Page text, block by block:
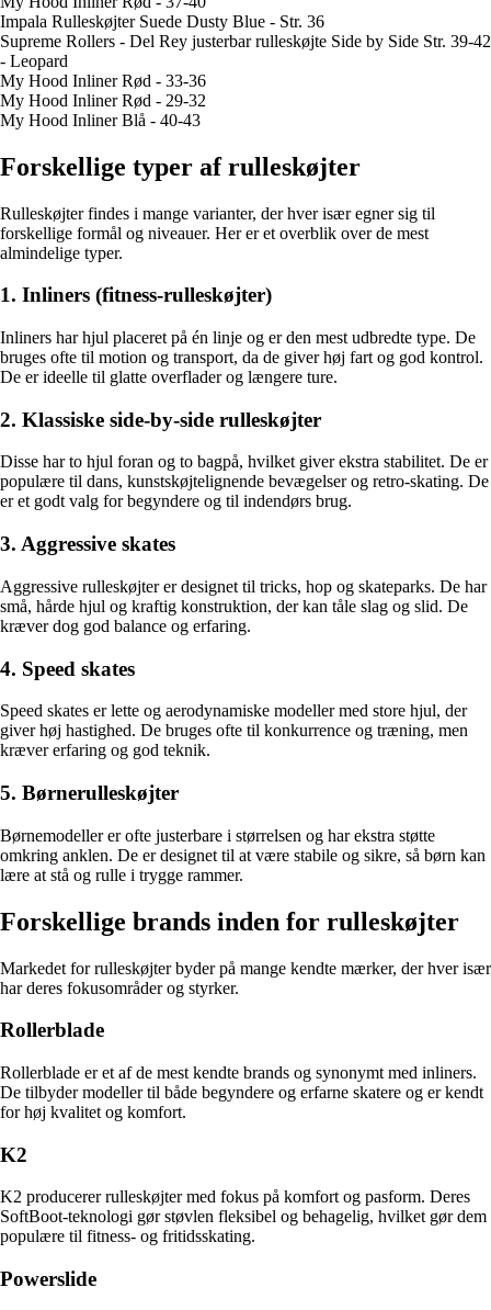
Impala Rulleskøjter Suede Dusty Blue - Str. 36
Supreme Rollers - Del Rey justerbar rulleskøjte Side by Side Str. 39-42
- Leopard
My Hood Inliner Rød - 33-36
My Hood Inliner Rød - 29-32
My Hood Inliner Blå - 40-43
Forskellige typer af rulleskøjter
Rulleskøjter findes i mange varianter, der hver især egner sig til
forskellige formål og niveauer. Her er et overblik over de mest
almindelige typer.
1. Inliners (fitness-rulleskøjter)
Inliners har hjul placeret på én linje og er den mest udbredte type. De
bruges ofte til motion og transport, da de giver høj fart og god kontrol.
De er ideelle til glatte overflader og længere ture.
2. Klassiske side-by-side rulleskøjter
Disse har to hjul foran og to bagpå, hvilket giver ekstra stabilitet. De er
populære til dans, kunstskøjtelignende bevægelser og retro-skating. De
er et godt valg for begyndere og til indendørs brug.
3. Aggressive skates
Aggressive rulleskøjter er designet til tricks, hop og skateparks. De har
små, hårde hjul og kraftig konstruktion, der kan tåle slag og slid. De
kræver dog god balance og erfaring.
4. Speed skates
Speed skates er lette og aerodynamiske modeller med store hjul, der
giver høj hastighed. De bruges ofte til konkurrence og træning, men
kræver erfaring og god teknik.
5. Børnerulleskøjter
Børnemodeller er ofte justerbare i størrelsen og har ekstra støtte
omkring anklen. De er designet til at være stabile og sikre, så børn kan
lære at stå og rulle i trygge rammer.
Forskellige brands inden for rulleskøjter
Markedet for rulleskøjter byder på mange kendte mærker, der hver især
har deres fokusområder og styrker.
Rollerblade
Rollerblade er et af de mest kendte brands og synonymt med inliners.
De tilbyder modeller til både begyndere og erfarne skatere og er kendt
for høj kvalitet og komfort.
K2
K2 producerer rulleskøjter med fokus på komfort og pasform. Deres
SoftBoot-teknologi gør støvlen fleksibel og behagelig, hvilket gør dem
populære til fitness- og fritidsskating.
Powerslide